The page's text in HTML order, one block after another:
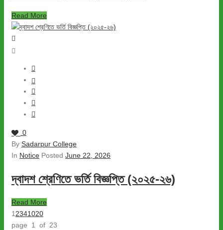
Read More
0
By Sadarpur College
In Notice Posted June 22, 2026
দ্বাদশ শ্রেণিতে ভর্তি বিজ্ঞপ্তি (২০২৫-২৬)
Read More
1 2341020
page 1 of 23